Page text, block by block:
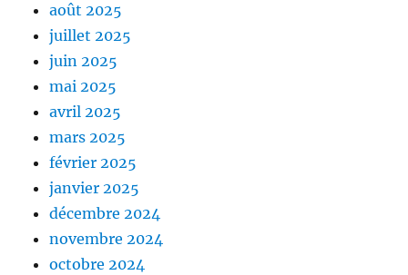
août 2025
juillet 2025
juin 2025
mai 2025
avril 2025
mars 2025
février 2025
janvier 2025
décembre 2024
novembre 2024
octobre 2024